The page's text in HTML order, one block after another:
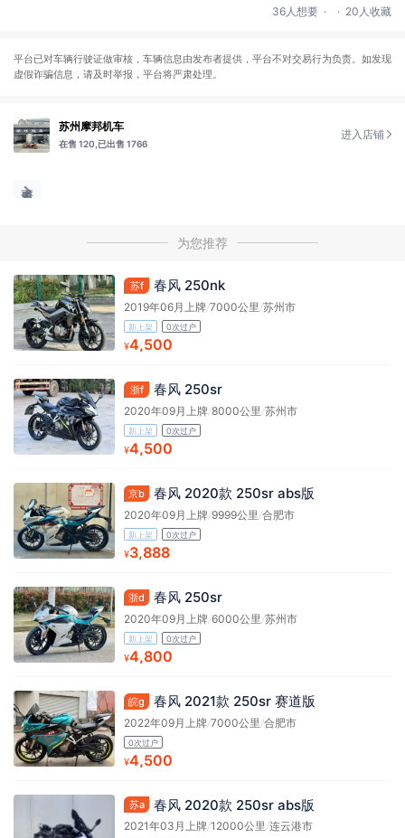
36人想要 . . 20人收藏
平台已对车辆行驶证做审核，车辆信息由发布者提供，平台不对交易行为负责。如发现
虚假诈骗信息，请及时举报，平台将严肃处理。
苏州摩邦机车
在售 120, 已出售 1766
进入店铺
为您推荐
苏f 春风 250nk
2019年06月上牌/7000公里 /苏州市
新上架 0次过户
¥4,500
浙f 春风 250sr
2020年09月上牌/8000公里 /苏州市
新上架 0次过户
¥4,500
京b 春风 2020款 250sr abs版
2020年09月上牌/9999公里 /合肥市
新上架 0次过户
¥3,888
浙d 春风 250sr
2020年09月上牌/6000公里 /苏州市
新上架 0次过户
¥4,800
皖g 春风 2021款 250sr 赛道版
2022年09月上牌/7000公里 /合肥市
0次过户
¥4,500
苏a 春风 2020款 250sr abs版
2021年03月上牌/12000公里/连云港市